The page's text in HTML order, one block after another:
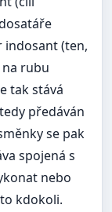
indosant (ten,
rubu
tak stává
předáván
se pak
spojená s
nebo
kdokoli.